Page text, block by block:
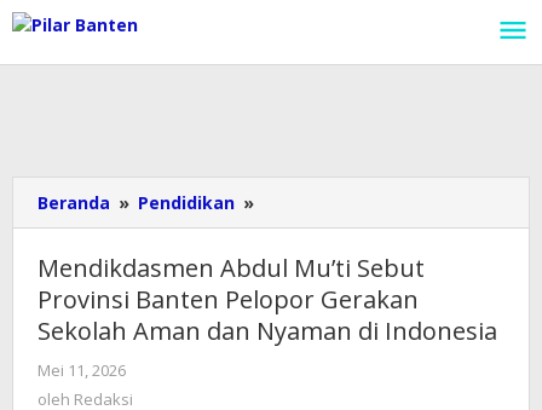
Lewati
ke
konten
Beranda » Pendidikan »
Abdul
Mu’ti
Sebut
Provinsi
Banten
Mendikdasmen Abdul Mu’ti Sebut
Provinsi Banten Pelopor Gerakan
Sekolah Aman dan Nyaman di Indonesia
Mei 11, 2026
oleh Redaksi